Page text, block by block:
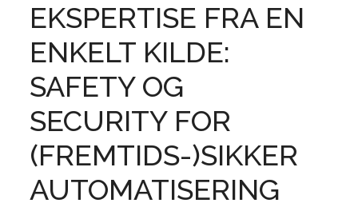
EKSPERTISE FRA EN
ENKELT KILDE:
SAFETY OG
SECURITY FOR
(FREMTIDS-)SIKKER
AUTOMATISERING